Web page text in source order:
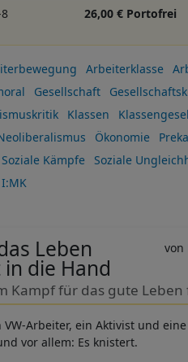
26,00 € Portofrei
Arbeiterklasse
Gesellschaft
Klassen
Ökonomie
Soziale Kämpfe Soziale
I:MK
Leben
die Hand
Kampf für das gute Leben
VW-Arbeiter, ein Aktivist und
vor allem: Es knistert.